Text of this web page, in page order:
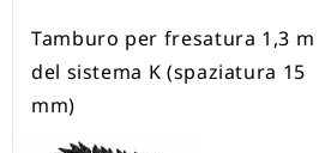
Tamburo per fresatura 1,3 m
del sistema K (spaziatura 15
mm)